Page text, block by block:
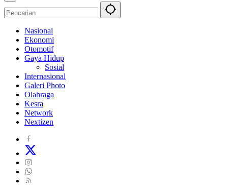
Nasional
Ekonomi
Otomotif
Gaya Hidup
Sosial
Internasional
Galeri Photo
Olahraga
Kesra
Network
Nextizen